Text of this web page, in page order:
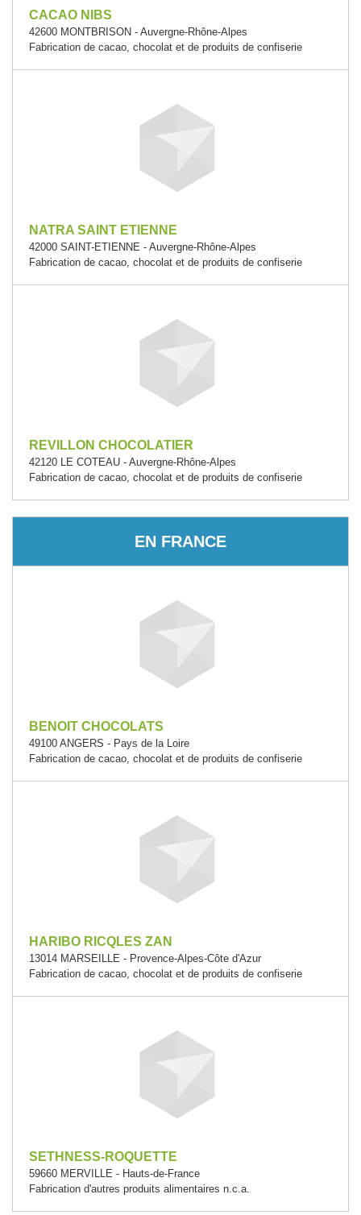
CACAO NIBS
42600 MONTBRISON - Auvergne-Rhône-Alpes
Fabrication de cacao, chocolat et de produits de confiserie
NATRA SAINT ETIENNE
42000 SAINT-ETIENNE - Auvergne-Rhône-Alpes
Fabrication de cacao, chocolat et de produits de confiserie
REVILLON CHOCOLATIER
42120 LE COTEAU - Auvergne-Rhône-Alpes
Fabrication de cacao, chocolat et de produits de confiserie
EN FRANCE
BENOIT CHOCOLATS
49100 ANGERS - Pays de la Loire
Fabrication de cacao, chocolat et de produits de confiserie
HARIBO RICQLES ZAN
13014 MARSEILLE - Provence-Alpes-Côte d'Azur
Fabrication de cacao, chocolat et de produits de confiserie
SETHNESS-ROQUETTE
59660 MERVILLE - Hauts-de-France
Fabrication d'autres produits alimentaires n.c.a.